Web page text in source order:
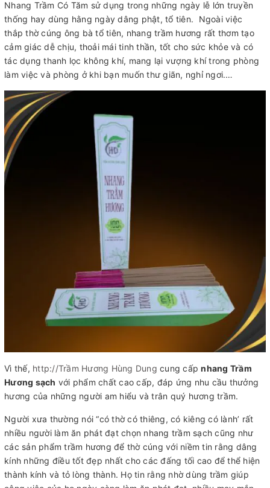
Nhang Trầm Có Tăm sử dụng trong những ngày lễ lớn truyền
thống hay dùng hằng ngày dâng phật, tổ tiên. Ngoài việc
thắp thờ cúng ông bà tổ tiên, nhang trầm hương rất thơm tạo
cảm giác dễ chịu, thoải mái tinh thần, tốt cho sức khỏe và có
tác dụng thanh lọc không khí, mang lại vượng khí trong phòng
làm việc và phòng ở khi bạn muốn thư giãn, nghỉ ngơi.…
Vì thế, http://Trầm Hương Hùng Dung cung cấpnhang Trầm
Hương sạch với phẩm chất cao cấp, đáp ứng nhu cầu thưởng
hương của những người am hiểu và trân quý hương trầm.
Người xưa thường nói “có thờ có thiêng, có kiêng có lành’ rất
nhiều người làm ăn phát đạt chọn nhang trầm sạch cũng như
các sản phẩm trầm hương để thờ cúng với niềm tin rằng dâng
kính những điều tốt đẹp nhất cho các đấng tối cao để thể hiện
thành kính và tỏ lòng thành. Họ tin rằng nhờ dùng trầm giúp